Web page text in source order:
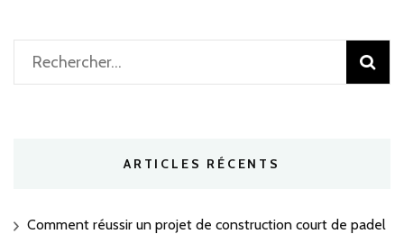
Rechercher :
ARTICLES RÉCENTS
Comment réussir un projet de construction court de padel